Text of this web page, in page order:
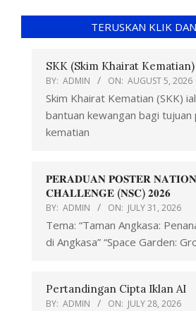
TERUSKAN KLIK
SKK (Skim Khairat Kematian)
BY: ADMIN ON: AUGUST 5, 2026
Skim Khairat Kematian (SKK)
bantuan kewangan bagi tujuan
kematian
𝐏𝐄𝐑𝐀𝐃𝐔𝐀𝐍 𝐏𝐎𝐒𝐓𝐄𝐑
𝐂𝐇𝐀𝐋𝐋𝐄𝐍𝐆𝐄 (𝐍𝐒𝐂) 𝟐𝟎𝟐𝟔
BY: ADMIN ON: JULY 31, 2026
Tema: “Taman Angkasa:
di Angkasa” “Space Garden:
Pertandingan Cipta Iklan AI
BY: ADMIN ON: JULY 28, 2026